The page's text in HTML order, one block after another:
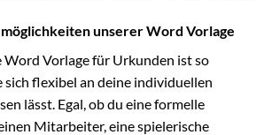
unserer Word Vorlage
Word Vorlage für Urkunden ist so
sich flexibel an deine individuellen
lässt. Egal, ob du eine formelle
Mitarbeiter, eine spielerische